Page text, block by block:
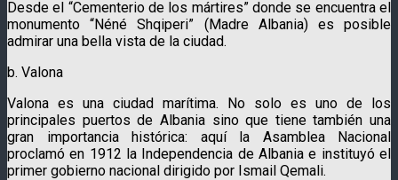
Desde el “Cementerio de los mártires” donde se encuentra el
monumento “Néné Shqiperi” (Madre Albania) es posible
admirar una bella vista de la ciudad.
b. Valona
Valona es una ciudad marítima. No solo es uno de los
principales puertos de Albania sino que tiene también una
gran importancia histórica: aquí la Asamblea Nacional
proclamó en 1912 la Independencia de Albania e instituyó el
primer gobierno nacional dirigido por Ismail Qemali.